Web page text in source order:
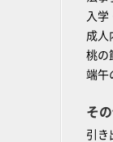
入学
成人
桃の
端午
そ
引き